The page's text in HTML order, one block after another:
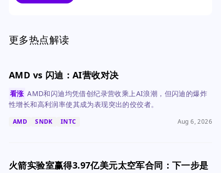
更多热点解读
AMD vs 闪迪：AI营收对决
看涨 AMD和闪迪均凭借创纪录营收乘上AI浪潮，但闪迪的爆炸
性增长和高利润率使其成为表现突出的佼佼者。
AMD SNDK INTC Aug 6, 2026
火箭实验室赢得3.97亿美元太空军合同：下一步是